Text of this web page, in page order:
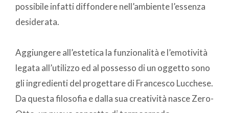
possibile infatti diffondere nell’ambiente l’essenza
desiderata.
Aggiungere all’estetica la funzionalità e l’emotività
legata all’utilizzo ed al possesso di un oggetto sono
gli ingredienti del progettare di Francesco Lucchese.
Da questa filosofia e dalla sua creatività nasce Zero-